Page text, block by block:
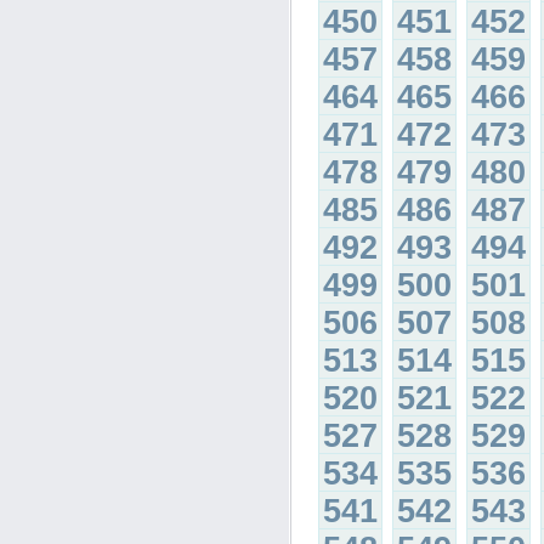
450 451 452
457 458 459
464 465 466
471 472 473
478 479 480
485 486 487
492 493 494
499 500 501
506 507 508
513 514 515
520 521 522
527 528 529
534 535 536
541 542 543